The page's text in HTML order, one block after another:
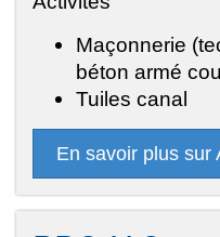
Maçonnerie
béton armé
Tuiles canal
En savoir plus sur